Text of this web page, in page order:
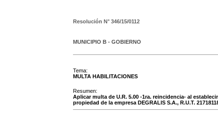
Resolución N° 346/15/0112
MUNICIPIO B - GOBIERNO
Tema:
MULTA HABILITACIONES
Resumen:
Aplicar multa de U.R. 5.00 -1ra. reincidencia- al
propiedad de la empresa DEGRALIS S.A., R.U.T.